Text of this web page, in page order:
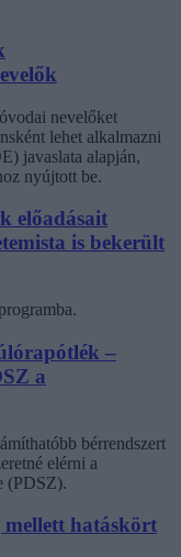
nevelőket
lehet alkalmazni
javaslata alapján,
nyújtott be.
előadásait
is bekerült
–
a
bérrendszert
elérni a
(PDSZ).
mellett hatáskört